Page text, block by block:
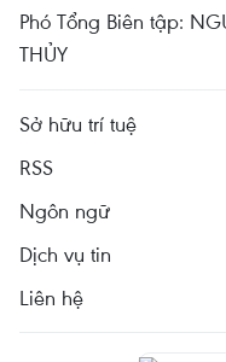
Phó Tổng Biên tập:
THỦY
Sở hữu trí tuệ
RSS
Ngôn ngữ
Dịch vụ tin
Liên hệ